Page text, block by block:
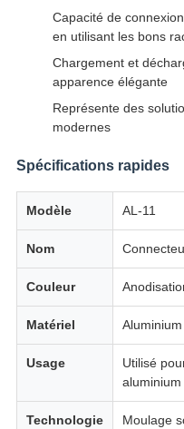
Capacité de
en utilisant les bons
Chargement et
apparence élégante
Représente des
modernes
Spécifications rapides
Modèle AL-11
Nom
Couleur
Matériel
Usage
Utilisé
aluminium
Technologie Moulage